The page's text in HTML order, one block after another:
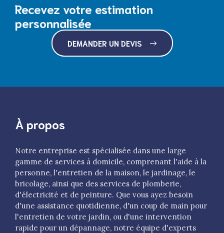
Recevez votre estimation
personnalisée
DEMANDER UN DEVIS
À propos
Notre entreprise est spécialisée dans une large
gamme de services à domicile, comprenant l'aide à la
personne, l'entretien de la maison, le jardinage, le
bricolage, ainsi que des services de plomberie,
d'électricité et de peinture. Que vous ayez besoin
d'une assistance quotidienne, d'un coup de main pour
l'entretien de votre jardin, ou d'une intervention
rapide pour un dépannage, notre équipe d'experts